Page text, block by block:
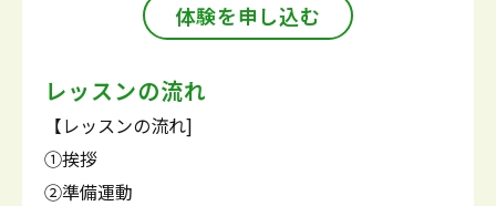
体験を申し込む
レッスンの流れ
【レッスンの流れ]
①挨拶
②準備運動